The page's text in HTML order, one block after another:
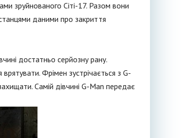
зруйнованого Сіті-17. Разом вони
даними про закриття
достатньо серйозну рану.
Фрімен зустрічається з G-
Самій дівчині G-Man передає